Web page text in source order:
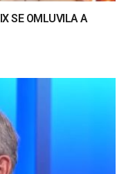
SE OMLUVILA A